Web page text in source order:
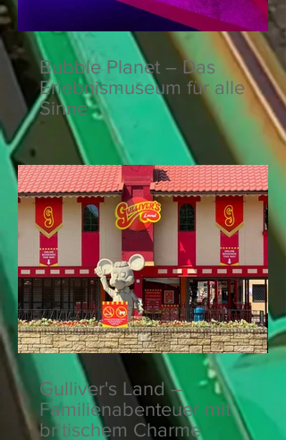
Bubble Planet – Das
Erlebnismuseum für alle
Sinne
Gulliver's Land –
Familienabenteuer mit
britischem Charme